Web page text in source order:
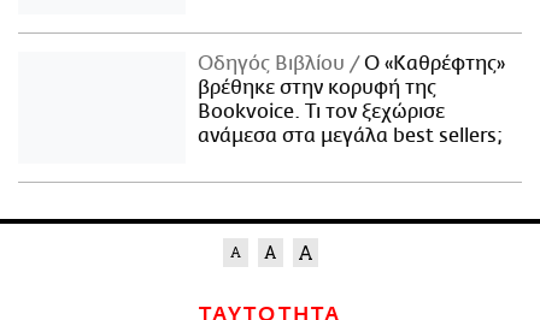
Οδηγός Βιβλίου
Ο «Καθρέφτης»
βρέθηκε στην κορυφή της
Bookvoice. Τι τον ξεχώρισε
ανάμεσα στα μεγάλα best sellers;
ΤΑΥΤΟΤΗΤΑ